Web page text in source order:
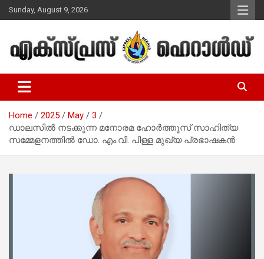
Skip
to
Sunday, August 9, 2026
Express Herald – Malayalam
Christian News
Home 2025 May
3
ഡാലസില്‍ നടക്കുന്ന മനോരമ ഹോര്‍ത്തൂസ് സാഹിത്യ
സമ്മേളനത്തില്‍ ഡോ. എം.വി. പിള്ള മുഖ്യ പ്രഭാഷകന്‍